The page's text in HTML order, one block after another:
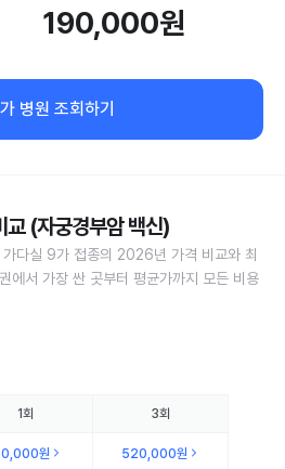
190,000원
병원 조회하기
(자궁경부암 백신)
가다실 9가 접종의 2026년 가격 비교와 최
에서 가장 싼 곳부터 평균가까지 모든 비용
1회 3회
원 520,000원